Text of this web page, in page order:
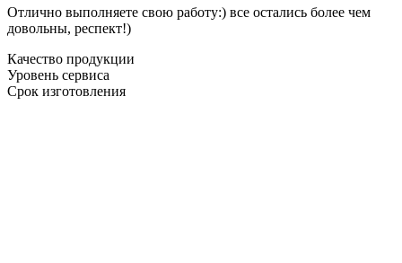
Отлично выполняете свою работу:) все остались более чем
довольны, респект!)
Качество продукции
Уровень сервиса
Срок изготовления